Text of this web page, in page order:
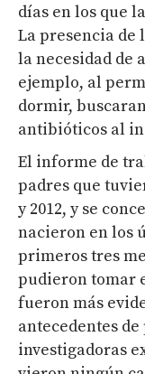
días en los que
La presencia de
la necesidad de
ejemplo, al
dormir,
antibióticos al
El informe de
padres que
y 2012, y se
nacieron en los
primeros tres
pudieron tomar
fueron más
antecedentes
investigadoras